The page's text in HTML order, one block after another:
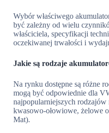
Wybór właściwego
być zależny od wielu
właściciela, specyfikacji
oczekiwanej trwałości i
Jakie są rodzaje
Na rynku dostępne są różne
mogą być odpowiednie dla
najpopularniejszych
kwasowo-ołowiowe, żelowe
Mat).